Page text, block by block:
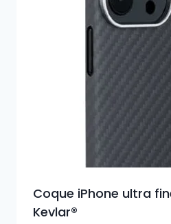
Coque iPhone ultra
Kevlar®